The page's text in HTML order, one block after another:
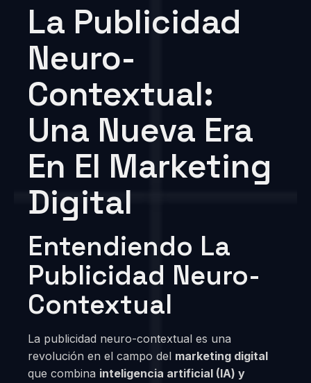
La Publicidad
Neuro-
Contextual:
Una Nueva Era
En El Marketing
Digital
Entendiendo La
Publicidad Neuro-
Contextual
La publicidad neuro-contextual es una
revolución en el campo del marketing digital
que combina inteligencia artificial (IA) y